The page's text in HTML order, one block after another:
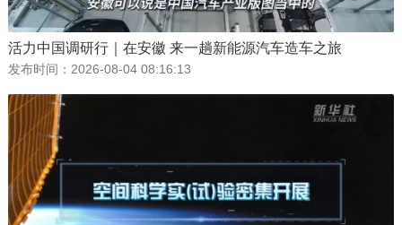
活力中国调研行｜在安徽 来一趟新能源汽车造车之旅
发布时间： 2026-08-04 08:16:13